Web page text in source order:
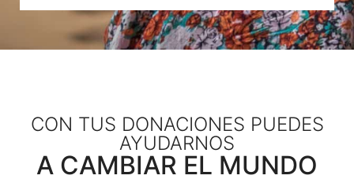
CON TUS DONACIONES PUEDES
AYUDARNOS
A CAMBIAR EL MUNDO